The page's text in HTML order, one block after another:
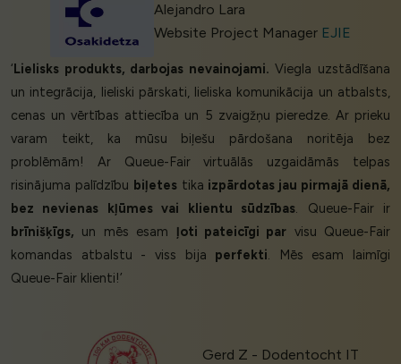
Alejandro Lara
Website Project Manager EJIE
‘ Lielisks produkts, darbojas nevainojami. Viegla uzstādīšana
un integrācija, lieliski pārskati, lieliska komunikācija un atbalsts,
cenas un vērtības attiecība un 5 zvaigžņu pieredze. Ar prieku
varam teikt, ka mūsu biļešu pārdošana noritēja bez
problēmām! Ar Queue-Fair virtuālās uzgaidāmās telpas
risinājuma palīdzību biļetestika izpārdotas jau pirmajā dienā,
bez nevienas kļūmes vai klientu sūdzības. Queue-Fair ir
brīnišķīgs, un mēs esam ļoti pateicīgi par visu Queue-Fair
komandas atbalstu - viss bija perfekti. Mēs esam laimīgi
Queue-Fair klienti!’
Gerd Z - Dodentocht IT